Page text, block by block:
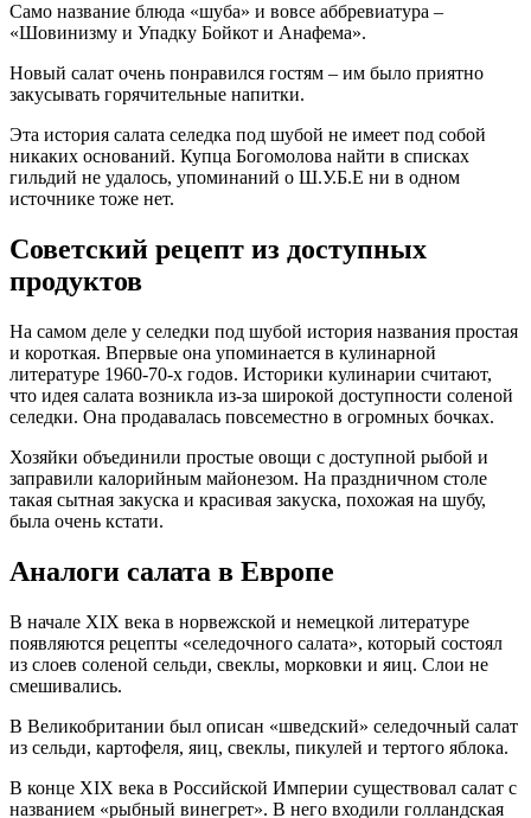
Само название блюда «шуба» и вовсе аббревиатура –
«Шовинизму и Упадку Бойкот и Анафема».
Новый салат очень понравился гостям – им было приятно
закусывать горячительные напитки.
Эта история салата селедка под шубой не имеет под собой
никаких оснований. Купца Богомолова найти в списках
гильдий не удалось, упоминаний о Ш.У.Б.Е ни в одном
источнике тоже нет.
Советский рецепт из доступных
продуктов
На самом деле у селедки под шубой история названия простая
и короткая. Впервые она упоминается в кулинарной
литературе 1960-70-х годов. Историки кулинарии считают,
что идея салата возникла из-за широкой доступности соленой
селедки. Она продавалась повсеместно в огромных бочках.
Хозяйки объединили простые овощи с доступной рыбой и
заправили калорийным майонезом. На праздничном столе
такая сытная закуска и красивая закуска, похожая на шубу,
была очень кстати.
Аналоги салата в Европе
В начале XIX века в норвежской и немецкой литературе
появляются рецепты «селедочного салата», который состоял
из слоев соленой сельди, свеклы, морковки и яиц. Слои не
смешивались.
В Великобритании был описан «шведский» селедочный салат
из сельди, картофеля, яиц, свеклы, пикулей и тертого яблока.
В конце XIX века в Российской Империи существовал салат с
названием «рыбный винегрет». В него входили голландская